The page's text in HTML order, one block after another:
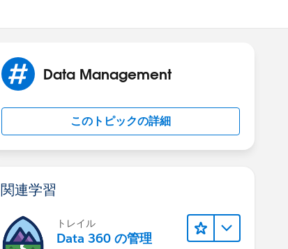
Data Management
このトピックの詳細
関連学習
トレイル
Data 360 の管理